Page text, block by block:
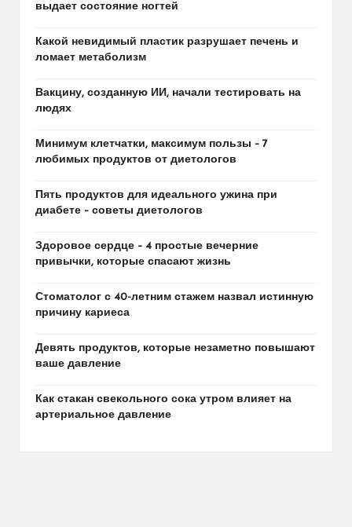
выдает состояние ногтей
Какой невидимый пластик разрушает печень и
ломает метаболизм
Вакцину, созданную ИИ, начали тестировать на
людях
Минимум клетчатки, максимум пользы – 7
любимых продуктов от диетологов
Пять продуктов для идеального ужина при
диабете – советы диетологов
Здоровое сердце – 4 простые вечерние
привычки, которые спасают жизнь
Стоматолог с 40-летним стажем назвал истинную
причину кариеса
Девять продуктов, которые незаметно повышают
ваше давление
Как стакан свекольного сока утром влияет на
артериальное давление